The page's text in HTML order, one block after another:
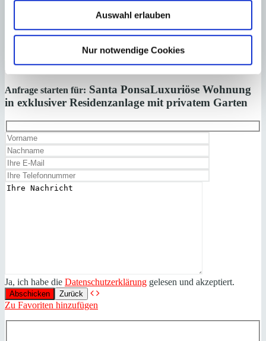
Auswahl erlauben
Nur notwendige Cookies
Minkner & Bonitz herunter.
Auf 124 Seiten finden Sie die aktuellen Immobilien-Angebote.
×
Anfrage starten für: Santa PonsaLuxuriöse Wohnung
in exklusiver Residenzanlage mit privatem Garten
Ja, ich habe die Datenschutzerklärung gelesen und akzeptiert.
Zurück
Zu Favoriten hinzufügen